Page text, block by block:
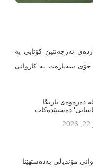
ئەرجەنتین کۆتایی بە
خۆی سەبارەت بە کاروانی
دەرەوەی یاریگا
دەستپێدەکات
مۆندیالی بەدەستهێنا